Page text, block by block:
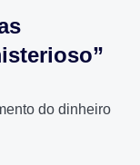
do dinheiro